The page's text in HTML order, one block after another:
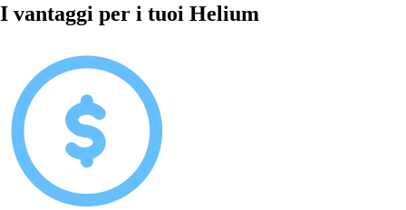
I vantaggi per i tuoi Helium